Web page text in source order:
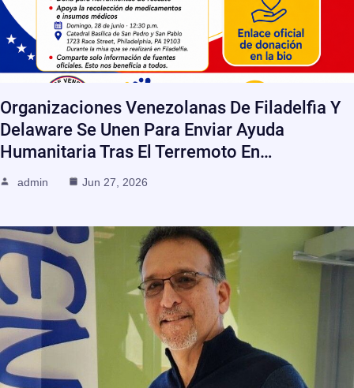
Organizaciones Venezolanas De Filadelfia Y
Delaware Se Unen Para Enviar Ayuda
Humanitaria Tras El Terremoto En…
admin Jun 27, 2026